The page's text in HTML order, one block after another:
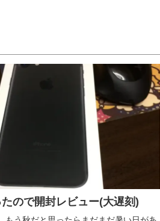
ので開封レビュー(大遅刻)